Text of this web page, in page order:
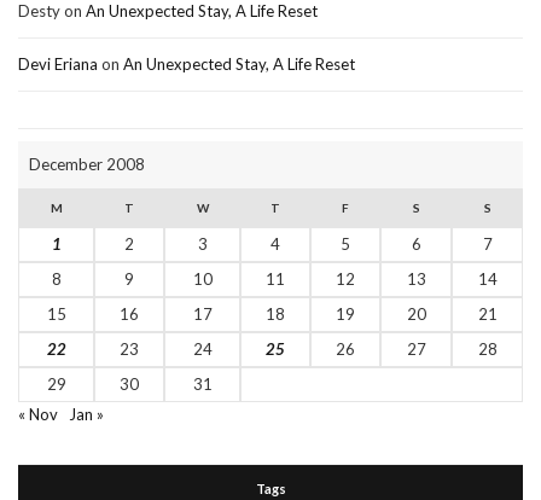
Destyon An Unexpected Stay, A Life Reset
Devi Eriana on An Unexpected Stay, A Life Reset
December 2008
M T W T F S S
1 2 3 4 5 6
7
8
9 10 11 12 13
14
15
16 17 18 19 20
21
22
23 24 25 26 27
28
29
30
31
« Nov
Jan »
Tags